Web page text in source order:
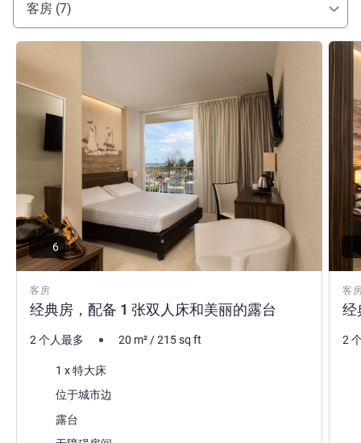
客房 (7)
客房
经典房，配备 1 张双人床和美丽的露台
请参阅详情
6
2 个人最多 20 m²/215sq ft
床上用品1 x 特大床
位于城市边
大部分的住宿:
露台
客
经
请参
2